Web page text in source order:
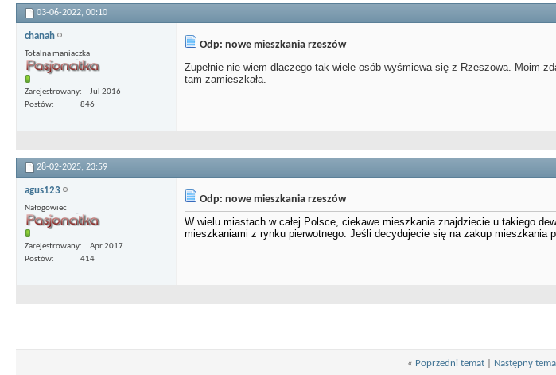
03-06-2022, 00:10
chanah
Totalna maniaczka
Zarejestrowany
Jul 2016
Postów
846
Odp: nowe mieszkania rzeszów
Zupełnie nie wiem dlaczego tak wiele osób wyśmiewa się z Rzeszowa. Moim
tam zamieszkała.
28-02-2025, 23:59
agus123
Nałogowiec
Zarejestrowany
Apr 2017
Postów
414
Odp: nowe mieszkania rzeszów
W wielu miastach w całej Polsce, ciekawe mieszkania znajdziecie u takiego
mieszkaniami z rynku pierwotnego. Jeśli decydujecie się na zakup mieszkania
« Poprzedni temat| Następny